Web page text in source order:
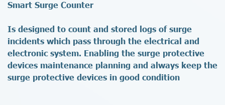
Smart Surge Counter
Is designed to count and stored logs of surge
incidents which pass through the electrical and
electronic system. Enabling the surge protective
devices maintenance planning and always keep the
surge protective devices in good condition